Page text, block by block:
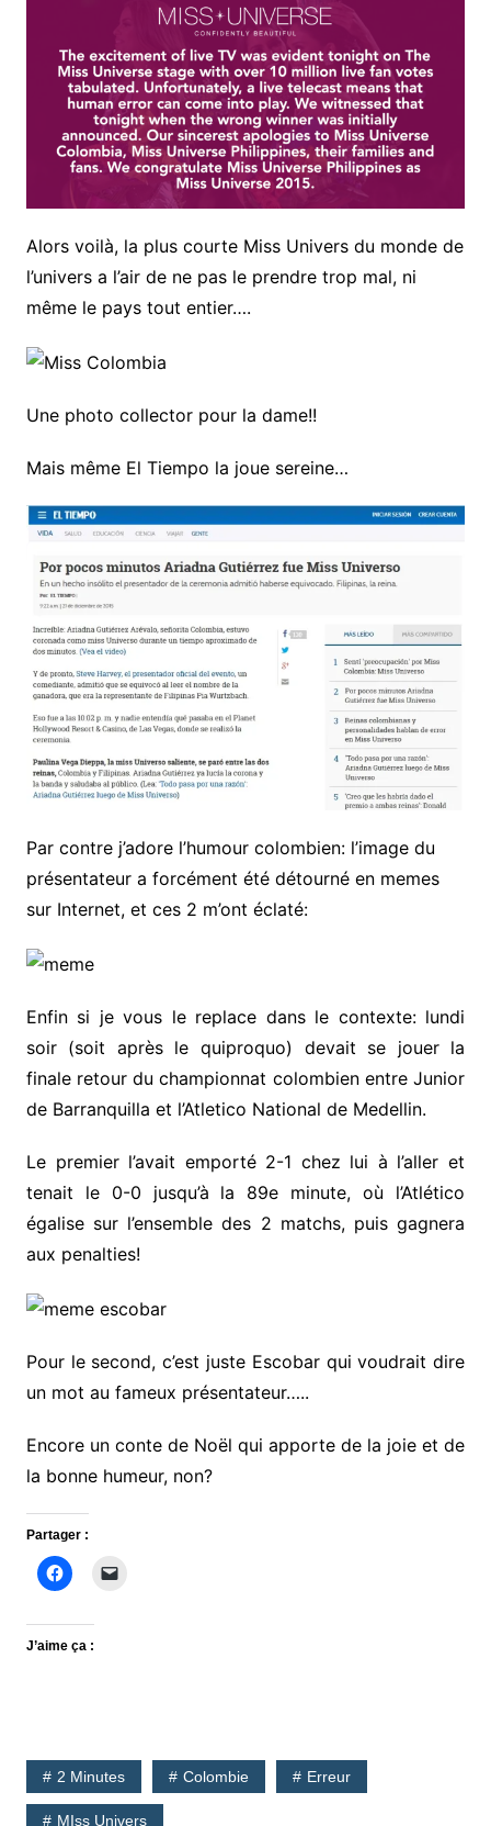
Alors voilà, la plus courte Miss Univers du monde de
l’univers a l’air de ne pas le prendre trop mal, ni
même le pays tout entier….
Une photo collector pour la dame!!
Mais même El Tiempo la joue sereine…
Par contre j’adore l’humour colombien: l’image du
présentateur a forcément été détourné en memes
sur Internet, et ces 2 m’ont éclaté:
Enfin si je vous le replace dans le contexte: lundi
soir (soit après le quiproquo) devait se jouer la
finale retour du championnat colombien entre Junior
de Barranquilla et l’Atletico National de Medellin.
Le premier l’avait emporté 2-1 chez lui à l’aller et
tenait le 0-0 jusqu’à la 89e minute, où l’Atlético
égalise sur l’ensemble des 2 matchs, puis gagnera
aux penalties!
Pour le second, c’est juste Escobar qui voudrait dire
un mot au fameux présentateur…..
Encore un conte de Noël qui apporte de la joie et de
la bonne humeur, non?
Partager :
J’aime ça :
2 Minutes Colombie Erreur
MIss Univers